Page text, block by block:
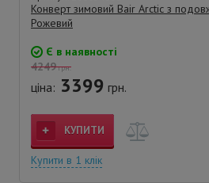
Конверт зимовий Bair Arctic з
Рожевий
Є в наявності
4249грн.
ціна: 3399 грн.
КУПИТИ
Купити в 1 клік